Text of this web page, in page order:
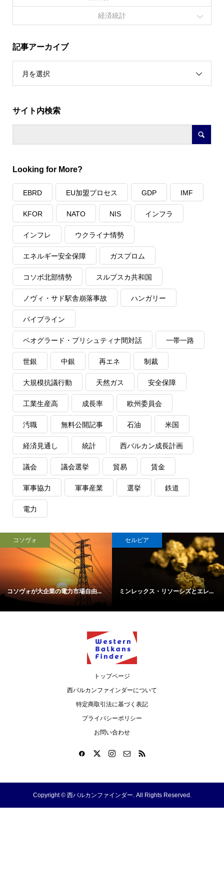
経済統計
記事アーカイブ
月を選択
サイト内検索
Looking for More?
EBRD EU加盟プロセス GDP IMF
KFOR NATO NIS インフラ
インフレ ウクライナ情勢
エネルギー安全保障 ガスプロム
コソボ北部情勢 スルプスカ共和国
ノヴィ・サド駅舎崩落事故 ハンガリー
パイプライン
ベオグラード・プリシュティナ間対話 一帯一路
世銀 中銀 再エネ 制裁
大規模抗議行動 天然ガス 安全保障
工業生産高 成長率 欧州委員会
汚職 無料公開記事 石油 米国
経済見通し 統計 西バルカン成長計画
議会 議会選挙 貿易 賃金
軍事協力 軍事産業 選挙 鉄道
電力
コソヴォ
コソヴォが大企業の電力市場自由...
セルビア
ミンレックス・リソーシズとエレ...
トップページ
西バルカンファインダーについて
特定商取引法に基づく表記
プライバシーポリシー
お問い合わせ
Copyright ©西バルカンファインダー. All Rights Reserved.